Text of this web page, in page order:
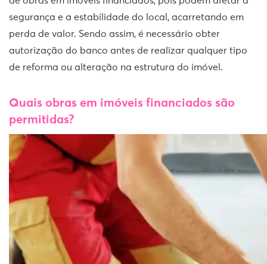
segurança e a estabilidade do local, acarretando em
perda de valor. Sendo assim, é necessário obter
autorização do banco antes de realizar qualquer tipo
de reforma ou alteração na estrutura do imóvel.
Quais obras em imóveis financiados são
permitidas?